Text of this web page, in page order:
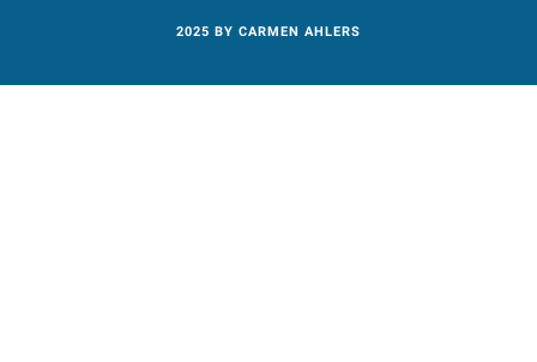
2025 BY CARMEN AHLERS